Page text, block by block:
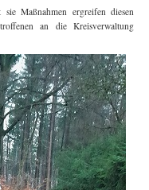
sie Maßnahmen ergreifen diesen
an die Kreisverwaltung